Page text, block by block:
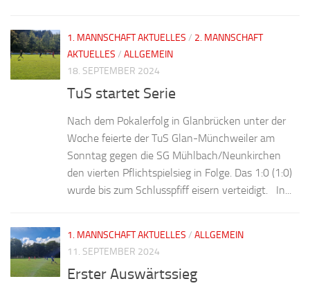
1. MANNSCHAFT AKTUELLES / 2. MANNSCHAFT
AKTUELLES / ALLGEMEIN
18. SEPTEMBER 2024
TuS startet Serie
Nach dem Pokalerfolg in Glanbrücken unter der
Woche feierte der TuS Glan-Münchweiler am
Sonntag gegen die SG Mühlbach/Neunkirchen
den vierten Pflichtspielsieg in Folge. Das 1:0 (1:0)
wurde bis zum Schlusspfiff eisern verteidigt. In...
1. MANNSCHAFT AKTUELLES / ALLGEMEIN
11. SEPTEMBER 2024
Erster Auswärtssieg